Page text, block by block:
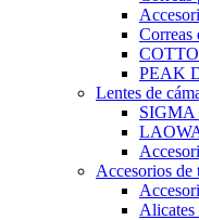
Correas
PEAK
Lentes de
SIGMA
Accesorios de
Alicates